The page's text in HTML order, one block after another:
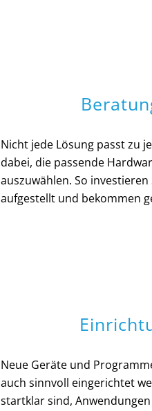
Nicht jede Lösung passt zu
dabei, die passende
auszuwählen. So
aufgestellt und bekommen
Neue Geräte und
auch sinnvoll eingerichtet
startklar sind,